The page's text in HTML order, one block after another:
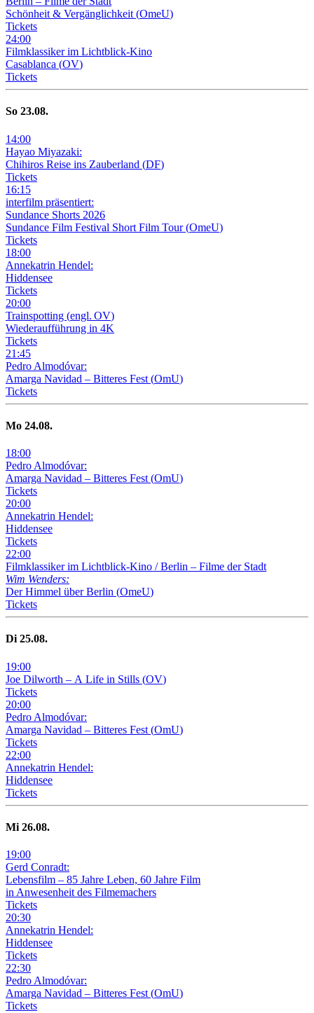
Schönheit & Vergänglichkeit (OmeU)
Tickets
24:00
Filmklassiker im Lichtblick-Kino
Casablanca (OV)
Tickets
So 23.08.
14:00
Hayao Miyazaki:
Chihiros Reise ins Zauberland (DF)
Tickets
16:15
interfilm präsentiert:
Sundance Shorts 2026
Sundance Film Festival Short Film Tour(OmeU)
Tickets
18:00
Annekatrin Hendel:
Hiddensee
Tickets
20:00
Trainspotting (engl. OV)
Wiederaufführung in 4K
Tickets
21 :45
Pedro Almodóvar:
Amarga Navidad – Bitteres Fest (OmU)
Tickets
Mo 24.08.
18:00
Pedro Almodóvar:
Amarga Navidad – Bitteres Fest (OmU)
Tickets
20:00
Annekatrin Hendel:
Hiddensee
Tickets
22:00
Filmklassiker im Lichtblick-Kino /Berlin – Filme der Stadt
Wim Wenders:
Der Himmel über Berlin (OmeU)
Tickets
Di 25.08.
19:00
Joe Dilworth – A Life in Stills (OV)
Tickets
20:00
Pedro Almodóvar:
Amarga Navidad – Bitteres Fest (OmU)
Tickets
22:00
Annekatrin Hendel:
Hiddensee
Tickets
Mi 26.08.
19:00
Gerd Conradt:
Lebensfilm – 85 Jahre Leben, 60 Jahre Film
in Anwesenheit des Filmemachers
Tickets
20:30
Annekatrin Hendel:
Hiddensee
Tickets
22:30
Pedro Almodóvar:
Amarga Navidad – Bitteres Fest (OmU)
Tickets